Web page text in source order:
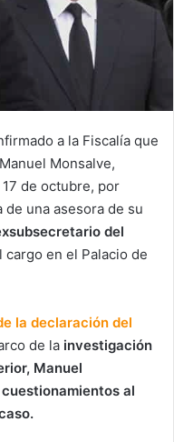
a la Fiscalía que
Monsalve,
de octubre, por
una asesora de su
del
en el Palacio de
la declaración del
de la investigación
Manuel
cuestionamientos al